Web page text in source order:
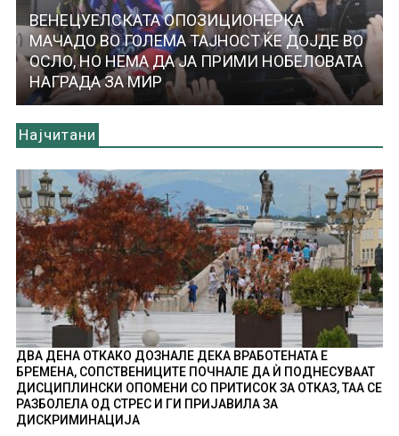
ВЕНЕЦУЕЛСКАТА ОПОЗИЦИОНЕРКА
МАЧАДО ВО ГОЛЕМА ТАЈНОСТ ЌЕ ДОЈДЕ ВО
ОСЛО, НО НЕМА ДА ЈА ПРИМИ НОБЕЛОВАТА
НАГРАДА ЗА МИР
Најчитани
ДВА ДЕНА ОТКАКО ДОЗНАЛЕ ДЕКА ВРАБОТЕНАТА Е
БРЕМЕНА, СОПСТВЕНИЦИТЕ ПОЧНАЛЕ ДА Ѝ ПОДНЕСУВААТ
ДИСЦИПЛИНСКИ ОПОМЕНИ СО ПРИТИСОК ЗА ОТКАЗ, ТАА СЕ
РАЗБОЛЕЛА ОД СТРЕС И ГИ ПРИЈАВИЛА ЗА
ДИСКРИМИНАЦИЈА